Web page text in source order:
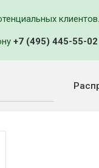
клиентов.
+7 (495) 445-55-02